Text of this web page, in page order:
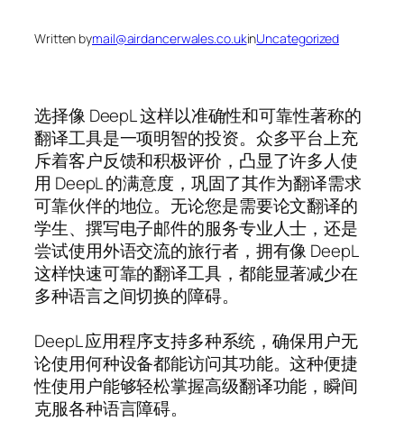
Written bymail@airdancerwales.co.ukinUncategorized
选择像 DeepL 这样以准确性和可靠性著称的
翻译工具是一项明智的投资。众多平台上充
斥着客户反馈和积极评价，凸显了许多人使
用 DeepL 的满意度，巩固了其作为翻译需求
可靠伙伴的地位。无论您是需要论文翻译的
学生、撰写电子邮件的服务专业人士，还是
尝试使用外语交流的旅行者，拥有像 DeepL
这样快速可靠的翻译工具，都能显著减少在
多种语言之间切换的障碍。
DeepL 应用程序支持多种系统，确保用户无
论使用何种设备都能访问其功能。这种便捷
性使用户能够轻松掌握高级翻译功能，瞬间
克服各种语言障碍。